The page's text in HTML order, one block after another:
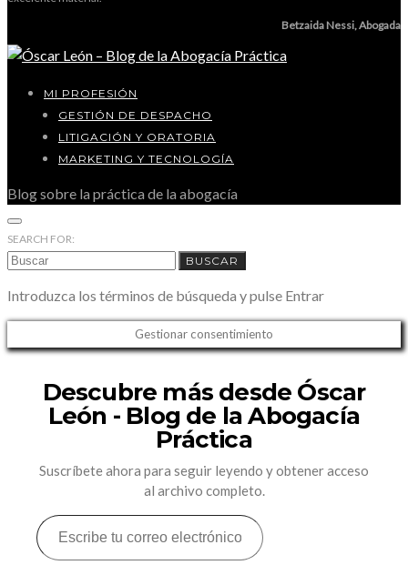
Betzaida Nessi, Abogada
MI PROFESIÓN
GESTIÓN DE DESPACHO
LITIGACIÓN Y ORATORIA
MARKETING Y TECNOLOGÍA
Blog sobre la práctica de la abogacía
SEARCH FOR:
BUSCAR
Introduzca los términos de búsqueda y pulse Entrar
Gestionar consentimiento
Descubre más desde Óscar
León - Blog de la Abogacía
Práctica
Suscríbete ahora para seguir leyendo y obtener acceso
al archivo completo.
ESCRIBE
TU
CORREO